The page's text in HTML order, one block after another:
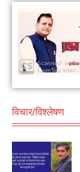
विचार/विश्लेषण